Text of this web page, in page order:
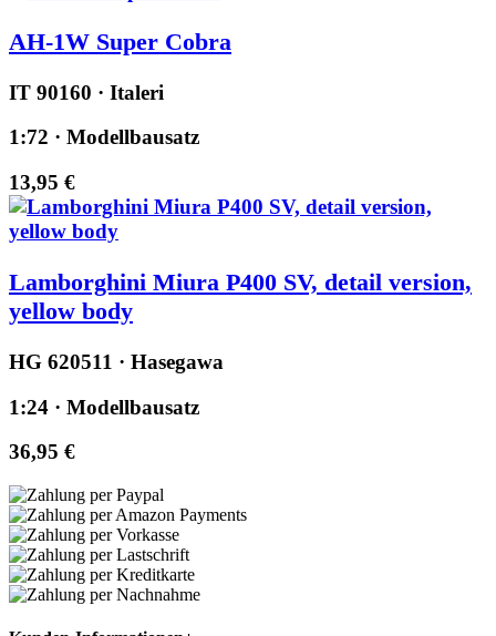
AH-1W Super Cobra
IT 90160 · Italeri
1:72 · Modellbausatz
13,95 €
Lamborghini Miura P400 SV, detail version,
yellow body
HG 620511 · Hasegawa
1:24 · Modellbausatz
36,95 €